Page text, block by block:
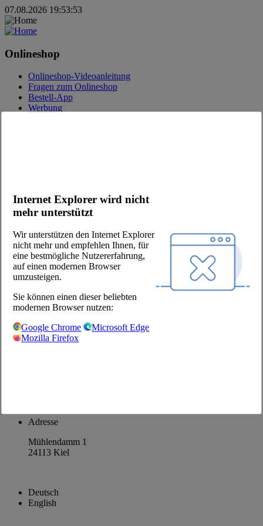
Internet Explorer wird nicht
mehr unterstützt
Wir unterstützen den Internet Explorer
nicht mehr und empfehlen Ihnen, für
eine bestmögliche Nutzererfahrung,
auf einen modernen Browser
umzusteigen.
Sie können einen dieser beliebten
modernen Browser nutzen:
Google Chrome
Microsoft Edge
Mozilla Firefox
07.08.2026 19:53:53
Onlineshop
Onlineshop-Videoanleitung
Fragen zum Onlineshop
Bestell-App
Werbung
Newsletter
Unternehmen
Über uns
Standorte
Karriere
Unsere Partner
@Chefs Culinar
Datenschutzbestimmungen
Datenschutzeinstellungen
Adresse
Mühlendamm 1
24113 Kiel
Deutsch
English